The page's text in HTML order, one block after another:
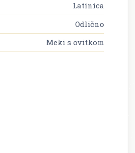
Latinica
Odlično
Meki s ovitkom